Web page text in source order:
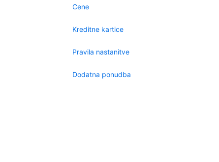
Cene
Kreditne kartice
Pravila nastanitve
Dodatna ponudba